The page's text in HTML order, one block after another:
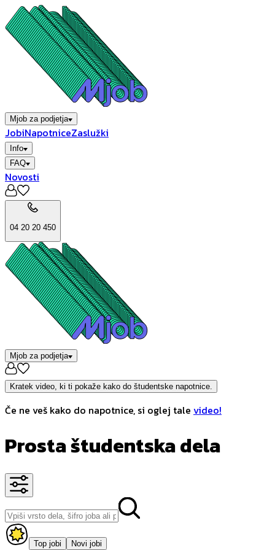
Mjob za podjetja
JobiNapotniceZaslužki
Info
FAQ
Novosti
04 20 20 450
Mjob za podjetja
Kratek video, ki ti pokaže kako do študentske napotnice.
Če ne veš kako do napotnice, si oglej tale video!
Prosta študentska dela
Top jobi Novi jobi